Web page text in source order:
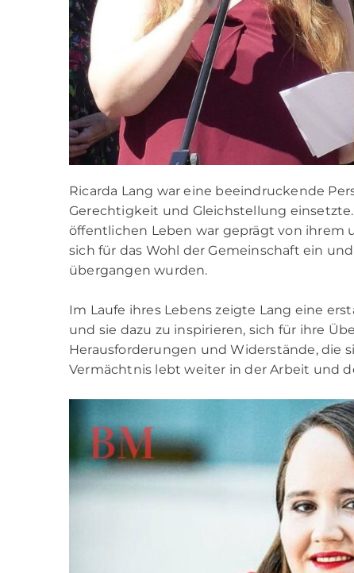
Ricarda Lang war eine beeindruckende
Gerechtigkeit und Gleichstellung
öffentlichen Leben war geprägt von ihrem
sich für das Wohl der Gemeinschaft ein
übergangen wurden.
Im Laufe ihres Lebens zeigte Lang eine
und sie dazu zu inspirieren, sich für ihre
Herausforderungen und Widerstände, die
Vermächtnis lebt weiter in der Arbeit und